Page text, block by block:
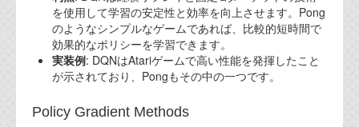
を使用して学習の安定性と効率を向上させます。Pong
のようなシンプルなゲームであれば、比較的短時間で
効果的なポリシーを学習できます。
実装例: DQNはAtariゲームで高い性能を発揮したこと
が示されており、Pongもその中の一つです。
Policy Gradient Methods